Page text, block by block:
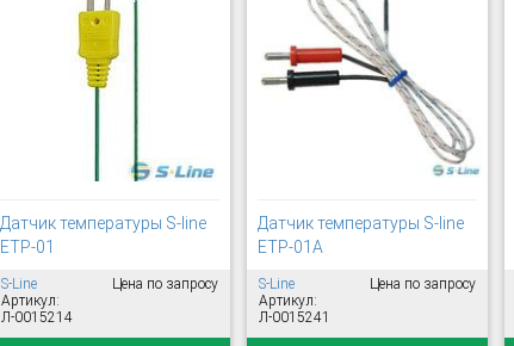
Датчик температуры S-line
ETP-01
S-Line
Артикул:
Л-0015214
Цена по запросу
Датчик температуры S-line
ETP-01A
S-Line
Артикул:
Л-0015241
Цена по запросу